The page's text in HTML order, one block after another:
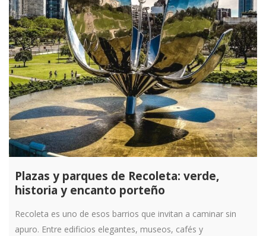
Plazas y parques de Recoleta: verde,
historia y encanto porteño
Recoleta es uno de esos barrios que invitan a caminar sin
apuro. Entre edificios elegantes, museos, cafés y